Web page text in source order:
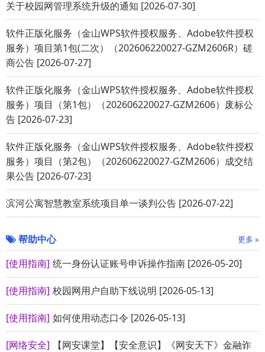
关于校园网管理系统升级的通知 [2026-07-30]
软件正版化服务（金山WPS软件授权服务、Adobe软件授权
服务）项目第1包(二次）（202606220027-GZM2606R）磋
商公告 [2026-07-27]
软件正版化服务（金山WPS软件授权服务、Adobe软件授权
服务）项目（第1包）（202606220027-GZM2606）废标公
告 [2026-07-23]
软件正版化服务（金山WPS软件授权服务、Adobe软件授权
服务）项目（第2包）（202606220027-GZM2606）成交结
果公告 [2026-07-23]
滨河公寓智慧教室系统项目单一谈判公告 [2026-07-22]
帮助中心 更多 »
[使用指南] 统一身份认证账号申诉操作指南 [2026-05-20]
[使用指南] 校园网用户自助下线说明 [2026-05-13]
[使用指南] 如何使用动态口令 [2026-05-13]
[网络安全]
【网安课堂】【安全意识】《网安天下》金融诈